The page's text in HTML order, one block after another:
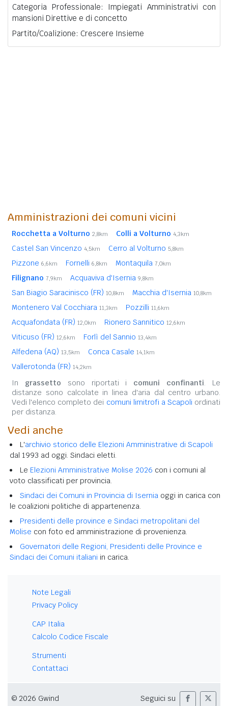
Categoria Professionale: Impiegati Amministrativi con
mansioni Direttive e di concetto
Partito/Coalizione: Crescere Insieme
Amministrazioni dei comuni vicini
Rocchetta a Volturno 2,8km Colli a Volturno 4,3km
Castel San Vincenzo 4,5km Cerro al Volturno 5,8km
Pizzone 6,6km Fornelli 6,8km Montaquila 7,0km
Filignano 7,9km Acquaviva d'Isernia 9,8km
San Biagio Saracinisco (FR) 10,8km Macchia d'Isernia 10,8km
Montenero Val Cocchiara 11,3km Pozzilli 11,6km
Acquafondata (FR) 12,0km Rionero Sannitico 12,6km
Viticuso (FR) 12,6km Forlì del Sannio 13,4km
Alfedena (AQ) 13,5km Conca Casale 14,1km
Vallerotonda (FR) 14,2km
In grassetto sono riportati i comuni confinanti. Le
distanze sono calcolate in linea d'aria dal centro urbano.
Vedi l'elenco completo dei comuni limitrofi a Scapoli ordinati
per distanza.
Vedi anche
L'archivio storico delle Elezioni Amministrative di Scapoli
dal 1993 ad oggi. Sindaci eletti.
Le Elezioni Amministrative Molise 2026 con i comuni al
voto classificati per provincia.
Sindaci dei Comuni in Provincia di Isernia oggi in carica con
le coalizioni politiche di appartenenza.
Presidenti delle province e Sindaci metropolitani del
Molise con foto ed amministrazione di provenienza.
Governatori delle Regioni, Presidenti delle Province e
Sindaci dei Comuni italiani in carica.
Note Legali
Privacy Policy
CAP Italia
Calcolo Codice Fiscale
Strumenti
Contattaci
© 2026 Gwind Seguici su